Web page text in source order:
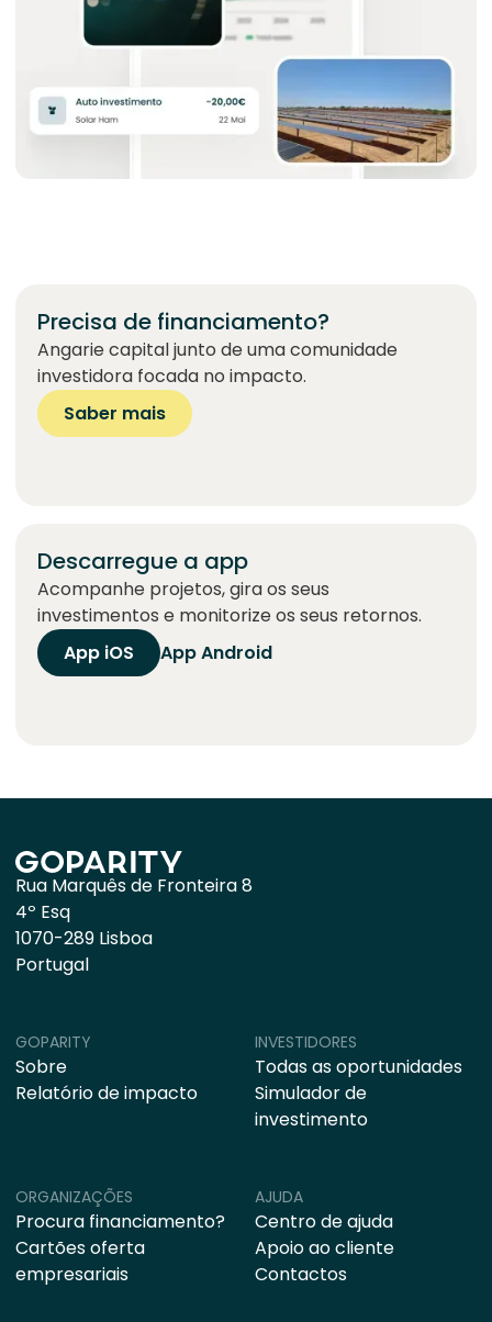
Precisa de financiamento?
Angarie capital junto de uma comunidade
investidora focada no impacto.
Saber mais
Descarregue a app
Acompanhe projetos, gira os seus
investimentos e monitorize os seus retornos.
App iOS
App Android
Rua Marquês de Fronteira 8
4º Esq
1070-289 Lisboa
Portugal
ORGANIZAÇÕES
Procura financiamento?
Cartões oferta
empresariais
AJUDA
Centro de ajuda
Apoio ao cliente
Contactos
GOPARITY
Sobre
Relatório de impacto
INVESTIDORES
Todas as oportunidades
Simulador de
investimento